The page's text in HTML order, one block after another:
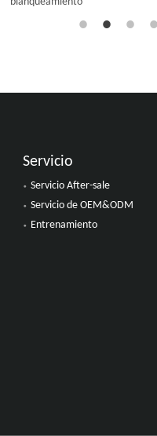
Servicio
Servicio After-sale
Servicio de OEM&ODM
Entrenamiento